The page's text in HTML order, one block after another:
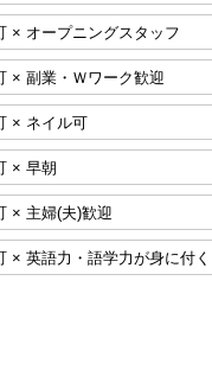
× オープニングスタッフ
× 副業・Ｗワーク歓迎
× ネイル可
× 早朝
× 主婦(夫)歓迎
× 英語力・語学力が身に付く